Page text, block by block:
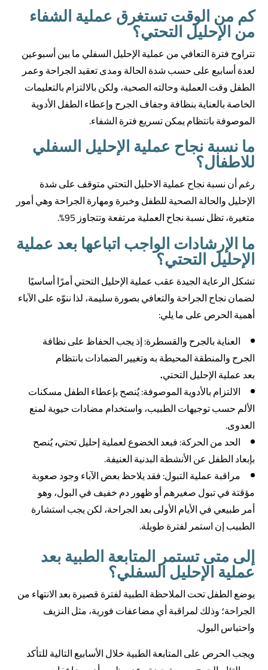
كم من الوقت تستغرق عملية الشفاء
من الإحليل التحتي؟
تتراوح فترة التعافي من عملية الإحليل السفلي ما بين أسبوعين
لعدة أسابيع على حسب شدة الحالة ومدى تعقيد الجراحة وعمر
الطفل وقت العملية وحالته الصحية، ولكن بالالتزام بالتعليمات
الخاصة بالعناية بنظافة وجفاف الجرح وإعطاء الطفل الأدوية
الموصوفة بانتظام يمكن تسريع فترة الشفاء.
ما نسبة نجاح عملية الإحليل السفلي
للاطفال؟
رغم أن نسبة نجاح عملية الاحليل التحتي متوقف على شدة
الإحليل والحالة الصحية للطفل وخبرة ومهارة الجراحة وهي أمور
متغيرة، تظل نسبة نجاح العملية مرتفعة وتتجاوز 95%.
ما الإرشادات الواجب اتباعها بعد عملية
الإحليل التحتي؟
تشكل الرعاية الجيدة عقب عملية الإحليل التحتي أمرًا أساسيًا
لضمان نجاح الجراحة والتعافي بصورة سليمة، لذا ننوّه على الآباء
أهمية الحرص على ما يلي:
العناية بالجرح والقسطرة: إذ يجب الحفاظ على نظافة
الجرح والمنطقة المحيطة به وتغيير الضمادات بانتظام
بعد عملية الإحليل التحتي.
الالتزام بالأدوية الموصوفة: يُنصح بإعطاء الطفل مسكنات
الألم حسب توجيهات الطبيب، واستخدام مضادات حيوية لمنع
العدوى.
الحد من الحركة: فبعد الخضوع لعملية إحليل تحتي،يُنصح
بإبعاد الطفل عن الأنشطة البدنية العنيفة.
مراقبة عملية التبول: فقد يلاحظ بعض الآباء وجود صعوبة
مؤقتة في تبول صغيرهم أو ظهور دم خفيف في البول، وهو
أمر طبيعي في الأيام الأولى بعد الجراحة، لكن يجب استشارة
الطبيب إن استمر لفترة طويلة.
إلى متى تستمر المتابعة الطبية بعد
عملية الإحليل السفلي؟
يوضع الطفل تحت الملاحظة الطبية لفترة قصيرة بعد الانتهاء من
الجراحة؛ وذلك لمراقبة أي مضاعفات فورية، مثل النزيف
واحتباس البول.
ويجب الحرص على المتابعة الطبية خلال الأسابيع التالية للتأكد